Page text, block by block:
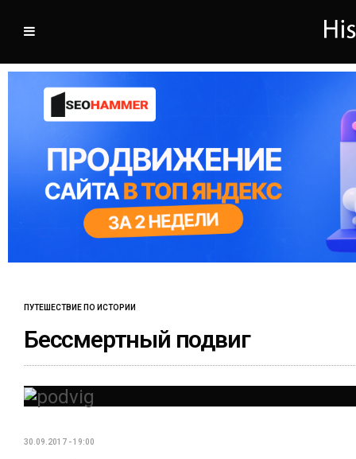
ПУТЕШЕСТВИЕ ПО ИСТОРИИ
Бессмертный подвиг
30.09.2017 - 19:00